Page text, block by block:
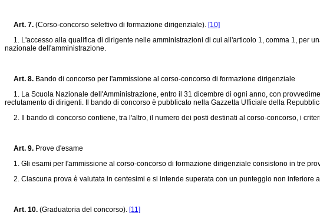
Art. 7. (Corso-concorso selettivo di formazione dirigenziale). [10]
1. L'accesso alla qualifica di dirigente nelle amministrazioni di cui all'articolo 1, comma 1, per
nazionale dell'amministrazione.
Art. 8. Bando di concorso per l'ammissione al corso-concorso di formazione dirigenziale
1. La Scuola Nazionale dell'Amministrazione, entro il 31 dicembre di ogni anno, con
reclutamento di dirigenti. Il bando di concorso è pubblicato nella Gazzetta Ufficiale della
2. Il bando di concorso contiene, tra l'altro, il numero dei posti destinati al corso-concorso, i
Art. 9. Prove d'esame
1. Gli esami per l'ammissione al corso-concorso di formazione dirigenziale consistono in tre
2. Ciascuna prova è valutata in centesimi e si intende superata con un punteggio non inferiore
Art. 10. (Graduatoria del concorso). [11]